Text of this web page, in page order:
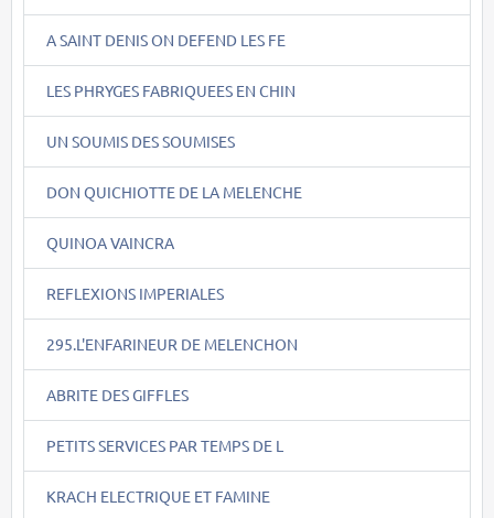
A SAINT DENIS ON DEFEND LES FE
LES PHRYGES FABRIQUEES EN CHIN
UN SOUMIS DES SOUMISES
DON QUICHIOTTE DE LA MELENCHE
QUINOA VAINCRA
REFLEXIONS IMPERIALES
295.L'ENFARINEUR DE MELENCHON
ABRITE DES GIFFLES
PETITS SERVICES PAR TEMPS DE L
KRACH ELECTRIQUE ET FAMINE